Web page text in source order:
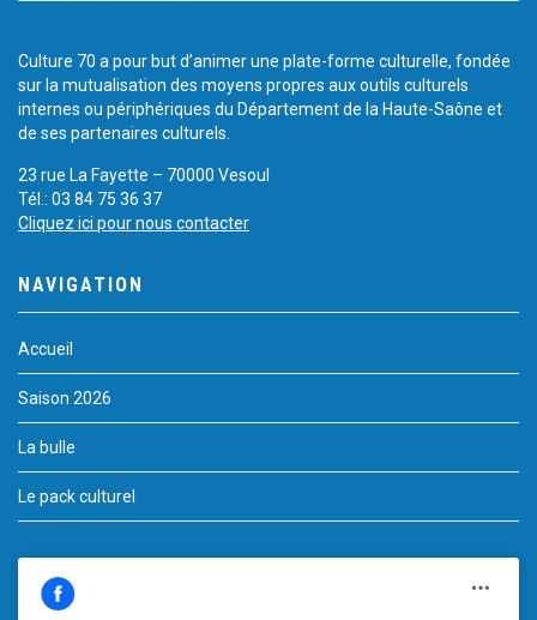
Culture 70 a pour but d’animer une plate-forme culturelle, fondée
sur la mutualisation des moyens propres aux outils culturels
internes ou périphériques du Département de la Haute-Saône et
de ses partenaires culturels.
23 rue La Fayette – 70000 Vesoul
Tél.: 03 84 75 36 37
Cliquez ici pour nous contacter
NAVIGATION
Accueil
Saison 2026
La bulle
Le pack culturel